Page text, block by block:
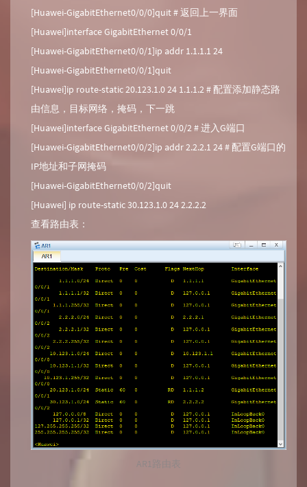
[Huawei-GigabitEthernet0/0/0]quit # 返回上一界面
[Huawei]interface GigabitEthernet 0/0/1
[Huawei-GigabitEthernet0/0/1]ip addr 1.1.1.1 24
[Huawei-GigabitEthernet0/0/1]quit
[Huawei]ip route-static 20.123.1.0 24 1.1.1.2 # 配置添加静态路
由信息，目标网络，掩码，下一跳
[Huawei]interface GigabitEthernet 0/0/2 # 进入G端口
[Huawei-GigabitEthernet0/0/2]ip addr 2.2.2.1 24 # 配置G端口的
IP地址和子网掩码
[Huawei-GigabitEthernet0/0/2]quit
[Huawei] ip route-static 30.123.1.0 24 2.2.2.2
查看路由表：
AR1路由表